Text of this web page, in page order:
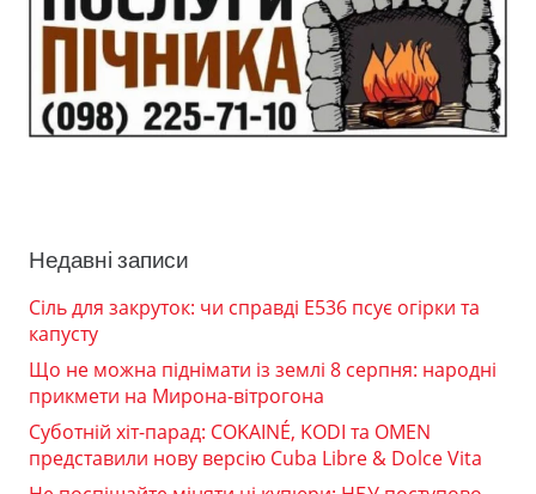
Недавні записи
Сіль для закруток: чи справді Е536 псує огірки та
капусту
Що не можна піднімати із землі 8 серпня: народні
прикмети на Мирона-вітрогона
Суботній хіт-парад: COKAINÉ, KODI та OMEN
представили нову версію Cuba Libre & Dolce Vita